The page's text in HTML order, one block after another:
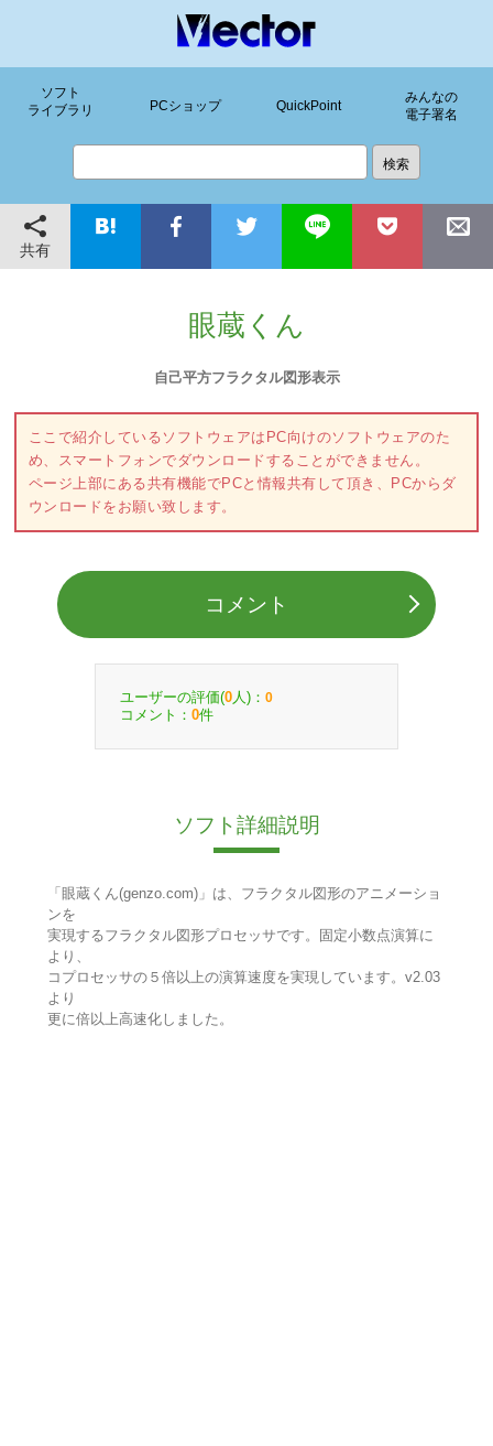
ソフト
ライブラリ
PCショップ QuickPoint
みんなの
電子署名
共有
眼蔵くん
自己平方フラクタル図形表示
ここで紹介しているソフトウェアはPC向けのソフトウェアのた
め、スマートフォンでダウンロードすることができません。
ページ上部にある共有機能でPCと情報共有して頂き、PCからダ
ウンロードをお願い致します。
コメント
ユーザーの評価(0 人)： 0
コメント： 0件
ソフト詳細説明
「眼蔵くん(genzo.com)」は、フラクタル図形のアニメーショ
ンを
実現するフラクタル図形プロセッサです。固定小数点演算に
より、
コプロセッサの５倍以上の演算速度を実現しています。v2.03
より
更に倍以上高速化しました。